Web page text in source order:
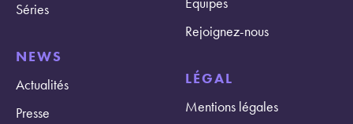
Séries
NEWS
Actualités
Presse
Rejoignez-nous
LÉGAL
Mentions légales